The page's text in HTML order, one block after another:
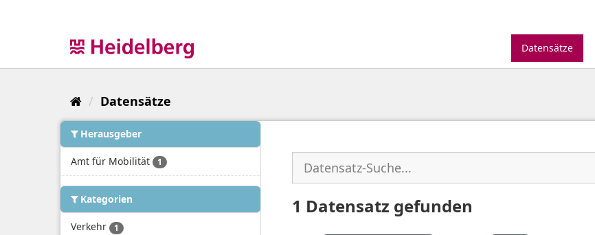
Datensätze
Datensätze
Herausgeber
Amt für Mobilität 1
Kategorien
Verkehr 1
1 Datensatz gefunden